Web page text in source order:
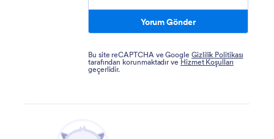
Yorum Gönder
Bu site reCAPTCHA ve Google Gizlilik Politikası
tarafından korunmaktadır ve Hizmet Koşulları
geçerlidir.